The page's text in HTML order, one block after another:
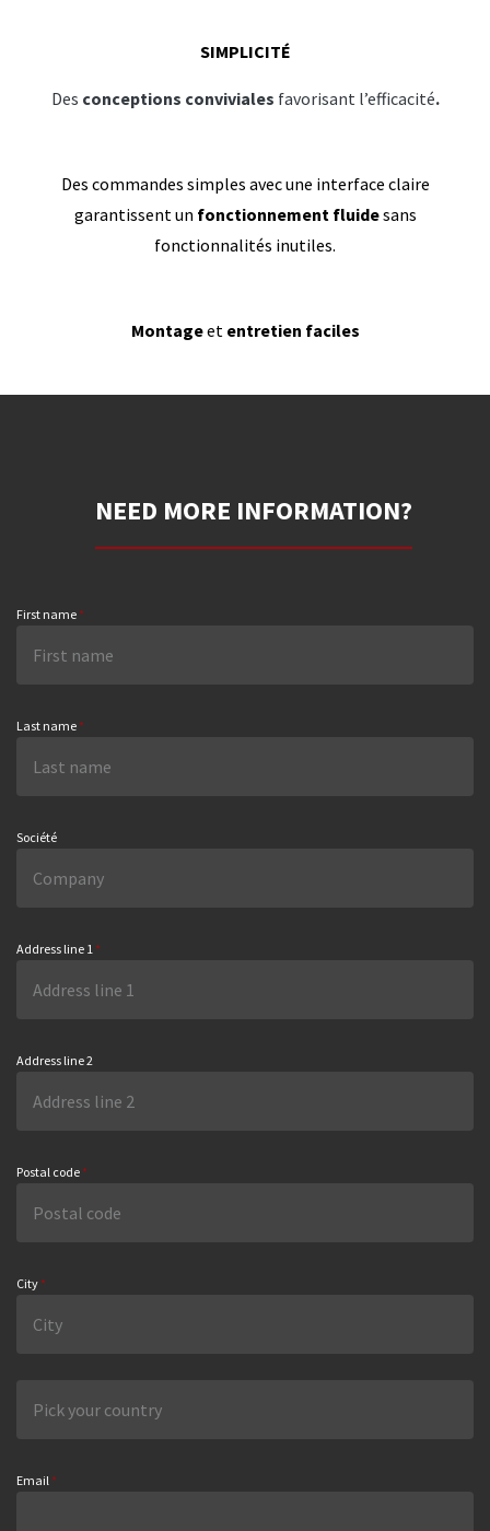
SIMPLICITÉ
Des conceptions conviviales favorisant l’efficacité.
Des commandes simples avec une interface claire
garantissent un fonctionnement fluidesans
fonctionnalités inutiles.
Montageetentretien faciles
NEED MORE INFORMATION?
First name *
Last name *
Société
Address line 1 *
Address line 2
Postal code *
City *
Email *